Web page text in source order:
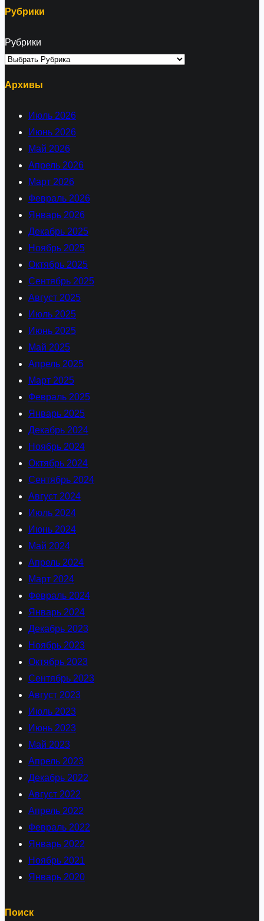
Рубрики
Рубрики
Архивы
Июль 2026
Июнь 2026
Май 2026
Апрель 2026
Март 2026
Февраль 2026
Январь 2026
Декабрь 2025
Ноябрь 2025
Октябрь 2025
Сентябрь 2025
Август 2025
Июль 2025
Июнь 2025
Май 2025
Апрель 2025
Март 2025
Февраль 2025
Январь 2025
Декабрь 2024
Ноябрь 2024
Октябрь 2024
Сентябрь 2024
Август 2024
Июль 2024
Июнь 2024
Май 2024
Апрель 2024
Март 2024
Февраль 2024
Январь 2024
Декабрь 2023
Ноябрь 2023
Октябрь 2023
Сентябрь 2023
Август 2023
Июль 2023
Июнь 2023
Май 2023
Апрель 2023
Декабрь 2022
Август 2022
Апрель 2022
Февраль 2022
Январь 2022
Ноябрь 2021
Январь 2020
Поиск